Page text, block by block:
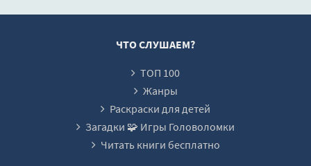
00019-
ЧТО СЛУШАЕМ?
ТОП 100
Жанры
Раскраски для детей
Загадки 🧩 Игры Головоломки
Читать книги бесплатно